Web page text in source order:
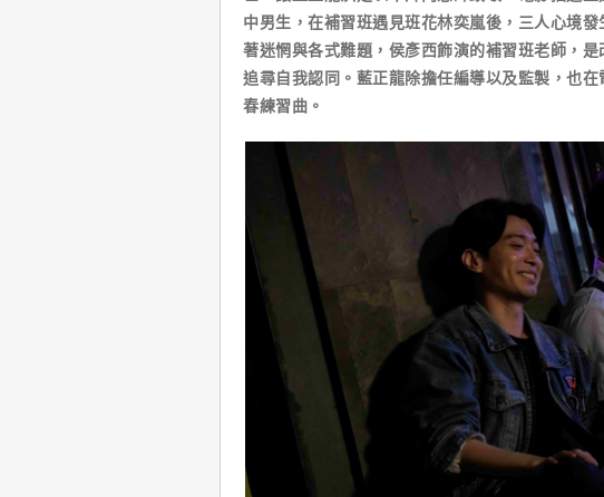
中男生，在補習班遇見班花林奕嵐後，三人心境
著迷惘與各式難題，侯彥西飾演的補習班老師，
追尋自我認同。藍正龍除擔任編導以及監製，也
春練習曲。